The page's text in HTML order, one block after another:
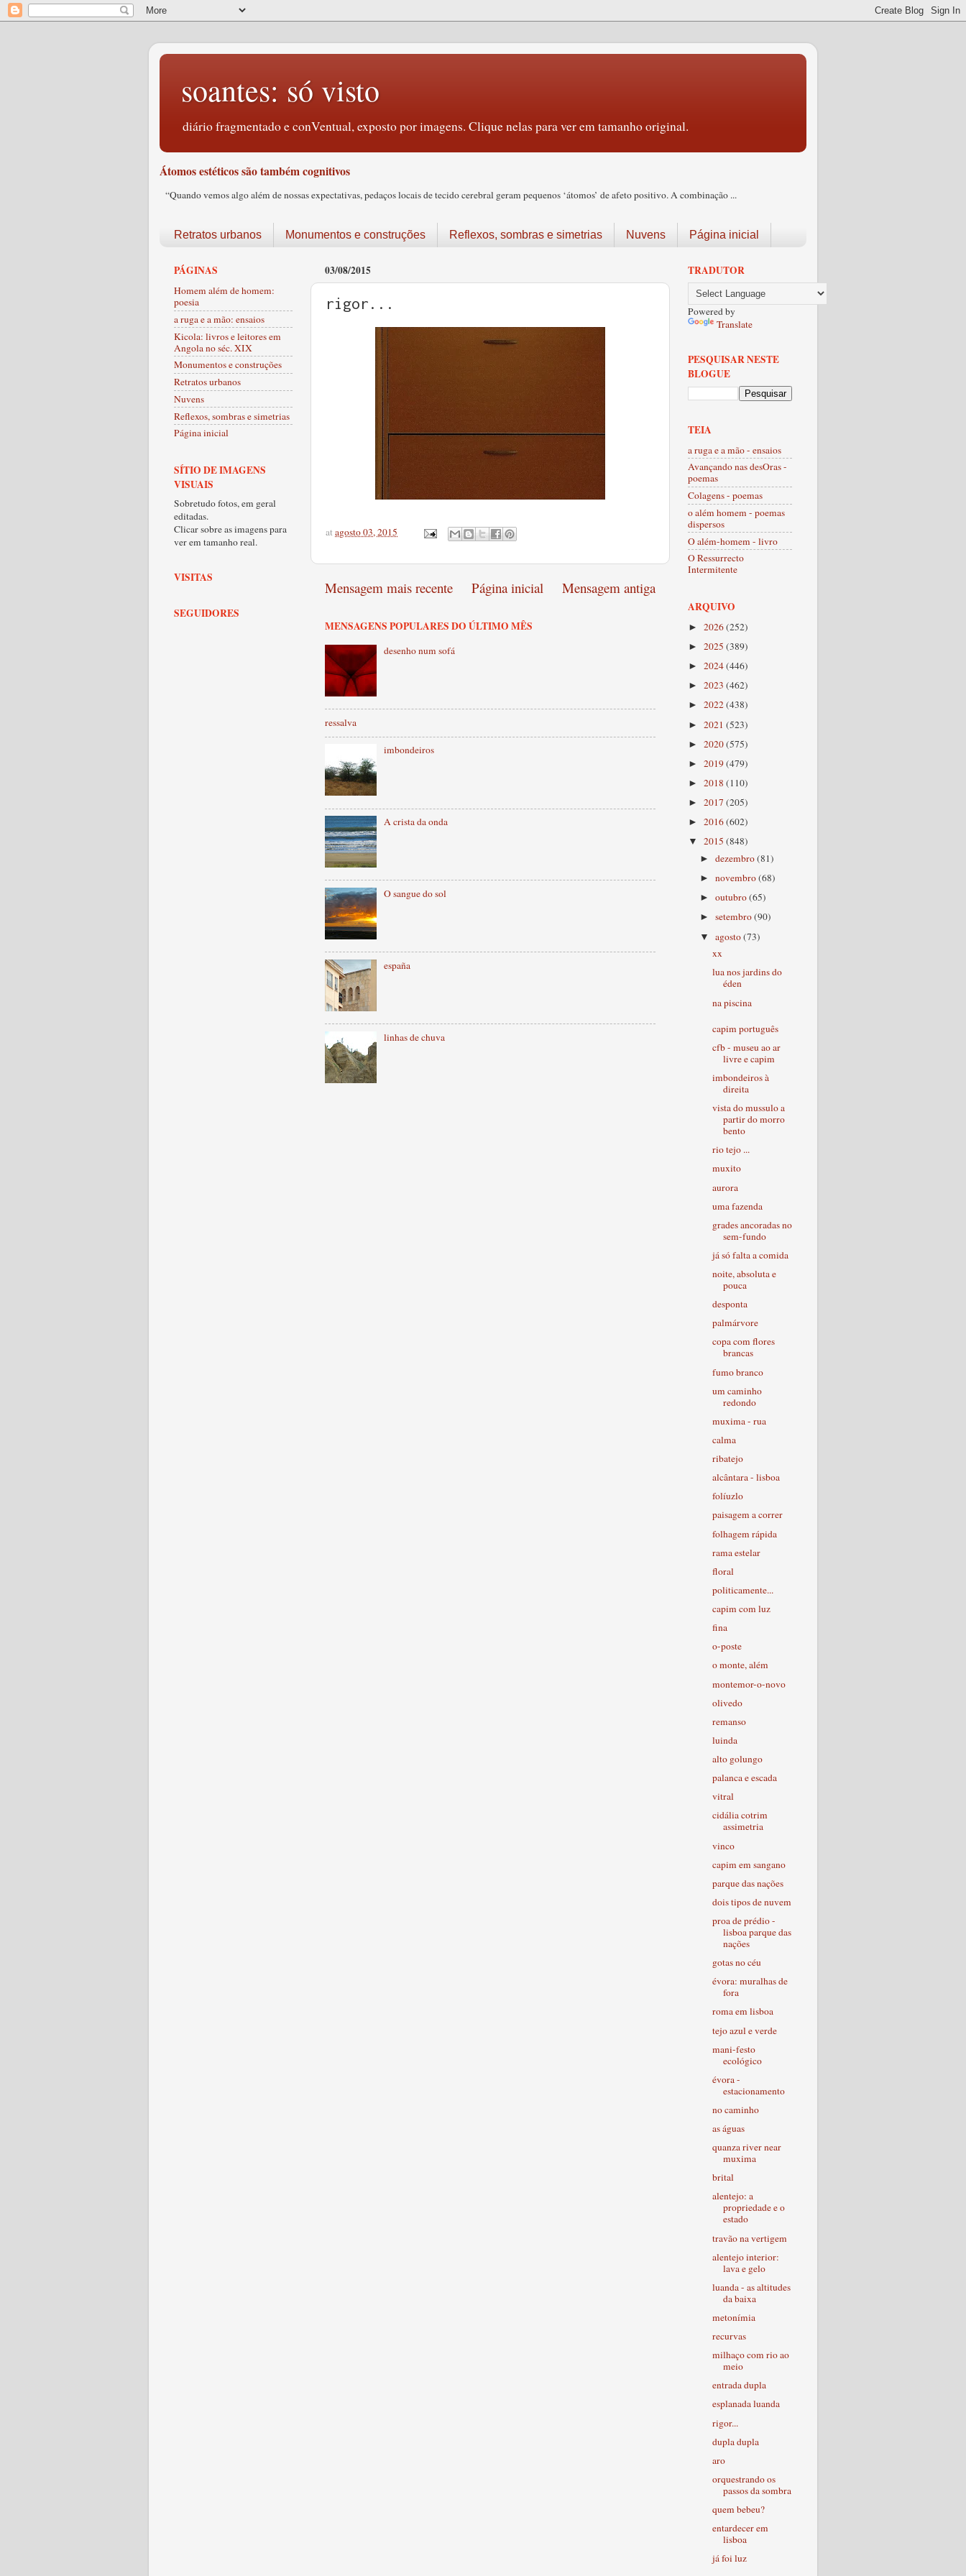
soantes: só visto
diário fragmentado e conVentual, exposto por imagens. Clique nelas para ver em tamanho original.
Átomos estéticos são também cognitivos
“Quando vemos algo além de nossas expectativas, pedaços locais de tecido cerebral geram pequenos ‘átomos’ de afeto positivo. A combinação ...
Retratos urbanos Monumentos e construções Reflexos, sombras e simetrias Nuvens Página inicial
03/08/2015
rigor...
atagosto 03, 2015
Mensagem mais recente Mensagem antiga
Página inicial
MENSAGENS POPULARES DO ÚLTIMO MÊS
desenho num sofá
ressalva
imbondeiros
A crista da onda
O sangue do sol
españa
linhas de chuva
PÁGINAS
Homem além de homem:
poesia
a ruga e a mão: ensaios
Kicola: livros e leitores em
Angola no séc. XIX
Monumentos e construções
Retratos urbanos
Nuvens
Reflexos, sombras e simetrias
Página inicial
SÍTIO DE IMAGENS
VISUAIS
Sobretudo fotos, em geral
editadas.
Clicar sobre as imagens para
ver em tamanho real.
VISITAS
SEGUIDORES
TRADUTOR
Powered by
Translate
PESQUISAR NESTE
BLOGUE
TEIA
a ruga e a mão - ensaios
Avançando nas desOras -
poemas
Colagens - poemas
o além homem - poemas
dispersos
O além-homem - livro
O Ressurrecto
Intermitente
ARQUIVO
► 2026(252)
► 2025 (389)
► 2024(446)
► 2023 (462)
► 2022(438)
► 2021 (523)
► 2020(575)
► 2019(479)
► 2018 (110)
► 2017 (205)
► 2016(602)
▼ 2015 (848)
►dezembro(81)
►novembro(68)
►outubro(65)
►setembro(90)
▼agosto(73)
xx
lua nos jardins do
éden
na piscina
capim português
cfb - museu ao ar
livre e capim
imbondeiros à
direita
vista do mussulo a
partir do morro
bento
rio tejo ...
muxito
aurora
uma fazenda
grades ancoradas no
sem-fundo
já só falta a comida
noite, absoluta e
pouca
desponta
palmárvore
copa com flores
brancas
fumo branco
um caminho
redondo
muxima - rua
calma
ribatejo
alcântara - lisboa
folíuzlo
paisagem a correr
folhagem rápida
rama estelar
floral
politicamente...
capim com luz
fina
o-poste
o monte, além
montemor-o-novo
olivedo
remanso
luinda
alto golungo
palanca e escada
vitral
cidália cotrim
assimetria
vinco
capim em sangano
parque das nações
dois tipos de nuvem
proa de prédio -
lisboa parque das
nações
gotas no céu
évora: muralhas de
fora
roma em lisboa
tejo azul e verde
mani-festo
ecológico
évora -
estacionamento
no caminho
as águas
quanza river near
muxima
brital
alentejo: a
propriedade e o
estado
travão na vertigem
alentejo interior:
lava e gelo
luanda - as altitudes
da baixa
metonímia
recurvas
milhaço com rio ao
meio
entrada dupla
esplanada luanda
rigor...
dupla dupla
aro
orquestrando os
passos da sombra
quem bebeu?
entardecer em
lisboa
já foi luz